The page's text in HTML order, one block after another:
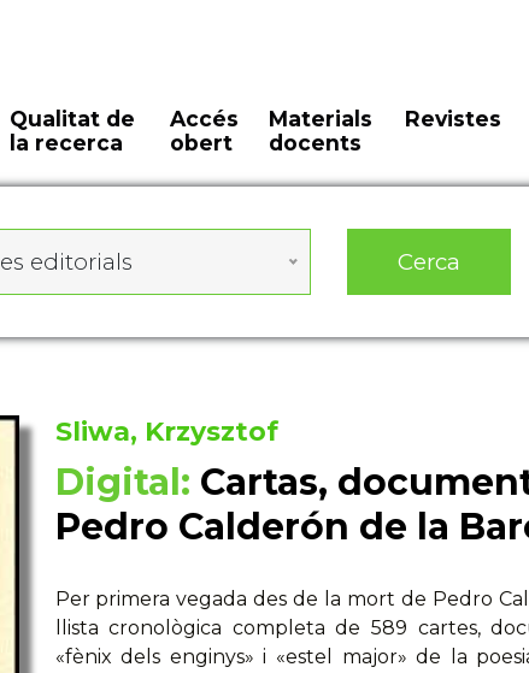
Qualitat de
la recerca
Accés
obert
Materials
docents
Revistes
editorials Cerca
Sliwa, Krzysztof
Digital: Cartas,
Pedro Calderón de la
Per primera vegada des de la mort de Pedro
llista cronològica completa de 589 cartes,
«fènix dels enginys» i «estel major» de la